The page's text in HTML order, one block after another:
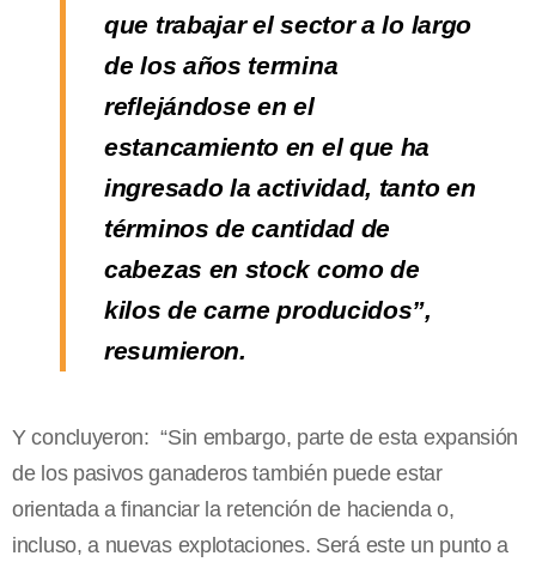
que trabajar el sector a lo largo
de los años termina
reflejándose en el
estancamiento en el que ha
ingresado la actividad, tanto en
términos de cantidad de
cabezas en stock como de
kilos de carne producidos”,
resumieron.
Y concluyeron: “Sin embargo, parte de esta expansión
de los pasivos ganaderos también puede estar
orientada a financiar la retención de hacienda o,
incluso, a nuevas explotaciones. Será este un punto a